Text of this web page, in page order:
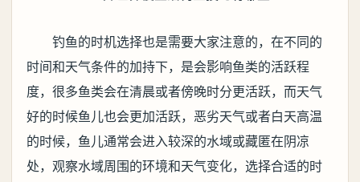
钓鱼的时机选择也是需要大家注意的，在不同的
时间和天气条件的加持下，是会影响鱼类的活跃程
度，很多鱼类会在清晨或者傍晚时分更活跃，而天气
好的时候鱼儿也会更加活跃，恶劣天气或者白天高温
的时候，鱼儿通常会进入较深的水域或藏匿在阴凉
处，观察水域周围的环境和天气变化，选择合适的时